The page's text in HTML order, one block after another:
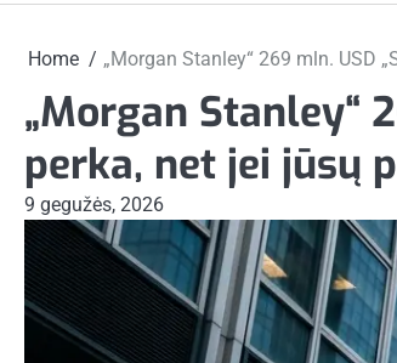
Home „Morgan Stanley“ 269 mln. USD
„Morgan Stanley“
perka, net jei jūsų
9 gegužės, 2026